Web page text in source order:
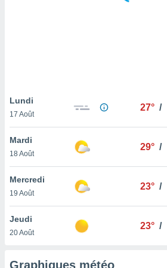
notre
que
et que
Lundi
17 Août
27° /
Mardi
18 Août
29° /
Mercredi
19 Août
23° /
Jeudi
20 Août
23° /
Graphiques météo